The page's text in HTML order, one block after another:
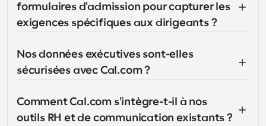
formulaires d'admission pour capturer les
exigences spécifiques aux dirigeants ?
Nos données exécutives sont-elles
sécurisées avec Cal.com ?
Comment Cal.com s'intègre-t-il à nos
outils RH et de communication existants ?